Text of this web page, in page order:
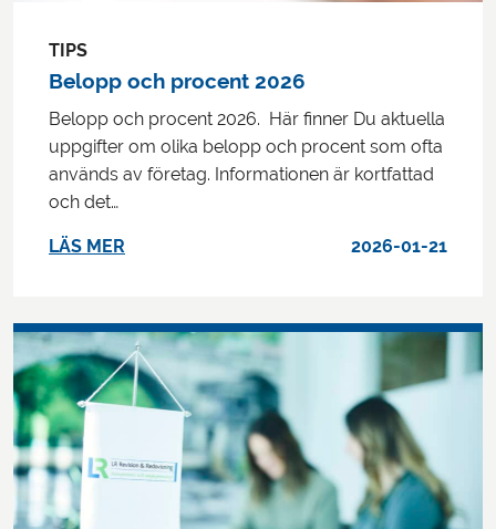
TIPS
Belopp och procent 2026
Belopp och procent 2026. Här finner Du aktuella
uppgifter om olika belopp och procent som ofta
används av företag. Informationen är kortfattad
och det…
LÄS MER 2026-01-21